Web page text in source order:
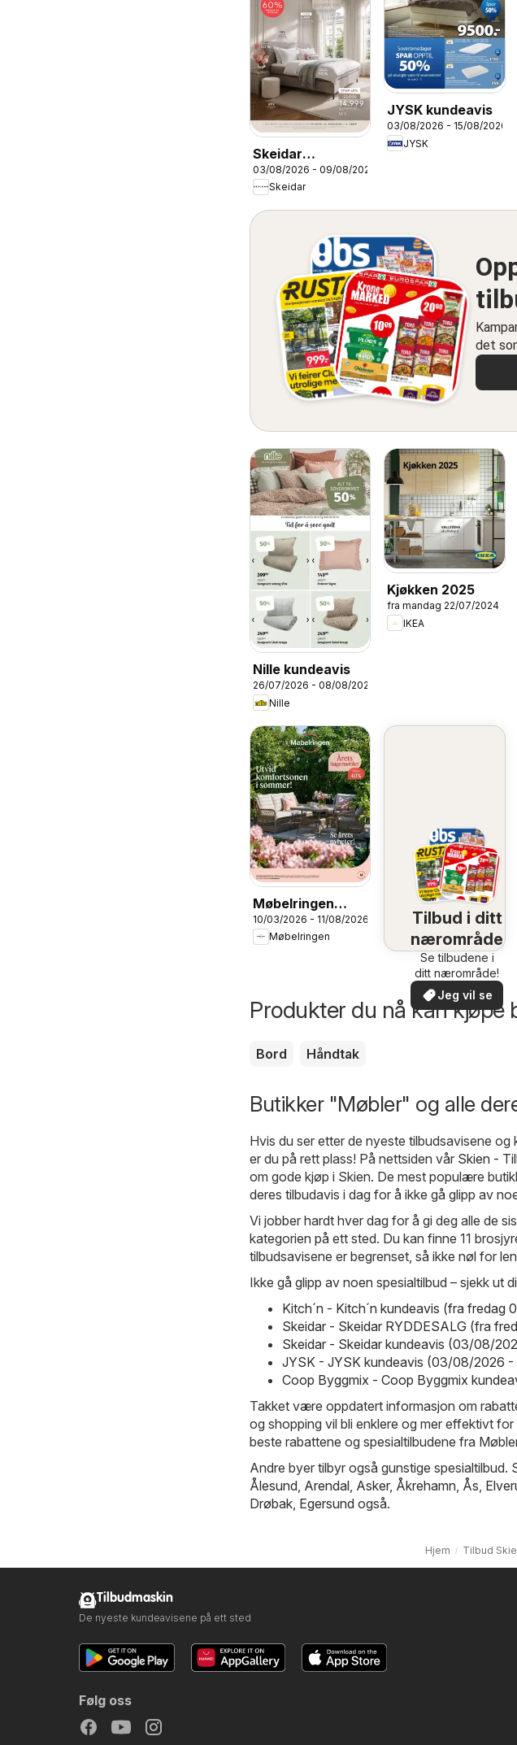
Skeidar
kundeavis
03/08/2026 - 09/08/2026
Skeidar
JYSK kundeavis
03/08/2026 - 15/08/2026
JYSK
det
Nille kundeavis
26/07/2026 - 08/08/2026
Nille
Kjøkken 2025
fra mandag 22/07/2024
IKEA
Møbelringen
Årets
hagemøbler
10/03/2026 - 11/08/2026
Møbelringen
Tilbud i ditt
nærområde
Se tilbudene i
ditt nærområde!
Jeg vil se
Produkter du nå kan kjøpe
Bord Håndtak
Butikker "Møbler" og alle
Hvis du ser etter de nyeste tilbudsavisene
er du på rett plass! På nettsiden vår Skien -
om gode kjøp i Skien. De mest populære
deres tilbudavis i dag for å ikke gå glipp av
Vi jobber hardt hver dag for å gi deg alle de
kategorien på ett sted. Du kan finne 11
tilbudsavisene er begrenset, så ikke nøl for
Ikke gå glipp av noen spesialtilbud – sjekk ut
Kitch´n - Kitch´n kundeavis (fra fredag
Skeidar - Skeidar RYDDESALG (fra
Skeidar - Skeidar kundeavis (03/08/
JYSK - JYSK kundeavis (03/08/2026
Coop Byggmix - Coop Byggmix
Takket være oppdatert informasjon om
og shopping vil bli enklere og mer effektivt
beste rabattene og spesialtilbudene fra
Andre byer tilbyr også gunstige spesialtilbud.
Ålesund Arendal Asker, Åkrehamn Ås
Drøbak Egersund også.
Hjem Tilbud
Tilbudmaskin
De nyeste kundeavisene på ett sted
Følg oss